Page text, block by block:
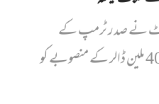
نے صدر ٹرمپ کے
وائٹ ہاؤس بال روم کے 400 ملین ڈالر کے منصوبے کو